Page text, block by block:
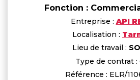
Fonction :
Entreprise : API
Localisation :
Lieu de travail :
Type de contrat :
Référence : ELR/